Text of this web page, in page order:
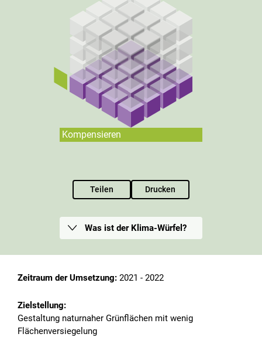
Teilen Drucken
Kompensieren
Was ist der Klima-Würfel?
Zeitraum der Umsetzung: 2021 - 2022
Zielstellung:
Gestaltung naturnaher Grünflächen mit wenig
Flächenversiegelung